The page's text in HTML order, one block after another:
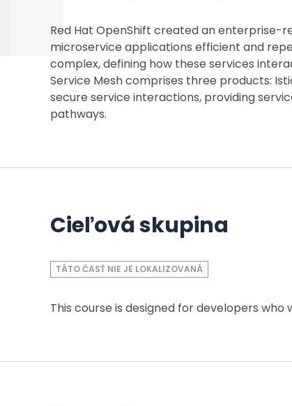
Red Hat OpenShift created an
microservice applications efficient and
complex, defining how these services
Service Mesh comprises three products:
secure service interactions, providing
pathways.
Cieľová skupina
TÁTO ČASŤ NIE JE LOKALIZOVANÁ
This course is designed for developers